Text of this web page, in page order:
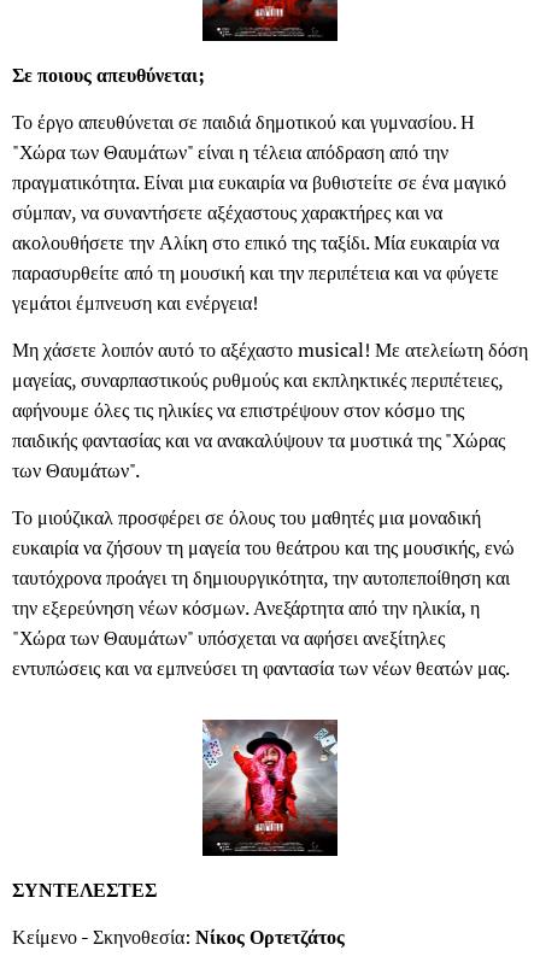
Σε ποιους απευθύνεται;
Το έργο απευθύνεται σε παιδιά δημοτικού και γυμνασίου. Η
"Χώρα των Θαυμάτων" είναι η τέλεια απόδραση από την
πραγματικότητα. Είναι μια ευκαιρία να βυθιστείτε σε ένα μαγικό
σύμπαν, να συναντήσετε αξέχαστους χαρακτήρες και να
ακολουθήσετε την Αλίκη στο επικό της ταξίδι. Μία ευκαιρία να
παρασυρθείτε από τη μουσική και την περιπέτεια και να φύγετε
γεμάτοι έμπνευση και ενέργεια!
Μη χάσετε λοιπόν αυτό το αξέχαστο musical! Με ατελείωτη δόση
μαγείας, συναρπαστικούς ρυθμούς και εκπληκτικές περιπέτειες,
αφήνουμε όλες τις ηλικίες να επιστρέψουν στον κόσμο της
παιδικής φαντασίας και να ανακαλύψουν τα μυστικά της "Χώρας
των Θαυμάτων".
Το μιούζικαλ προσφέρει σε όλους του μαθητές μια μοναδική
ευκαιρία να ζήσουν τη μαγεία του θεάτρου και της μουσικής, ενώ
ταυτόχρονα προάγει τη δημιουργικότητα, την αυτοπεποίθηση και
την εξερεύνηση νέων κόσμων. Ανεξάρτητα από την ηλικία, η
"Χώρα των Θαυμάτων" υπόσχεται να αφήσει ανεξίτηλες
εντυπώσεις και να εμπνεύσει τη φαντασία των νέων θεατών μας.
ΣΥΝΤΕΛΕΣΤΕΣ
Κείμενο - Σκηνοθεσία: Νίκος Ορτετζάτος